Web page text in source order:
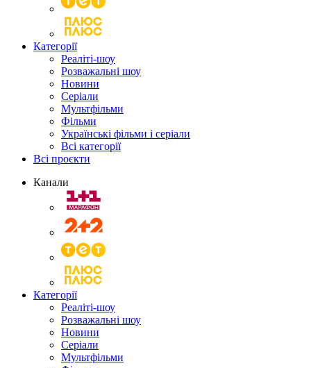
Категорії
Реаліті-шоу
Розважальні шоу
Новини
Серіали
Мультфільми
Фільми
Українські фільми і серіали
Всі категорії
Всі проєкти
Канали
Категорії
Реаліті-шоу
Розважальні шоу
Новини
Серіали
Мультфільми